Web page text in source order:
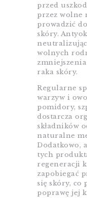
przed
przez wolne
prowadzić
skóry.
neutralizując
wolnych
raka skóry.
Regularne
warzyw i
pomidory,
dostarcza
składników
naturalne
Dodatkowo,
tych
regeneracji
zapobiegać
się skóry, co
poprawę jej